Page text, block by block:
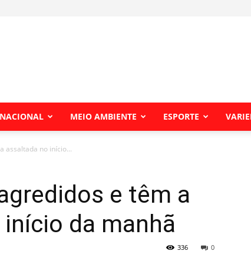
NACIONAL MEIO AMBIENTE ESPORTE
assaltada no início...
e têm a
da manhã
0
336